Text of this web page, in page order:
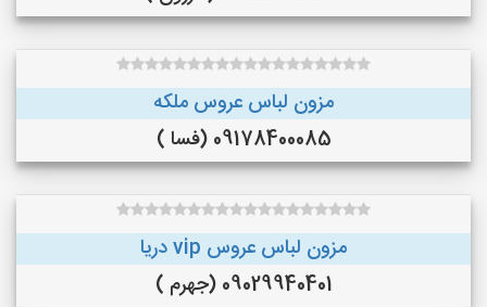
مزون لباس عروس ملکه
09178400085 (فسا )
مزون لباس عروس vip دریا
09029940401 (جهرم )